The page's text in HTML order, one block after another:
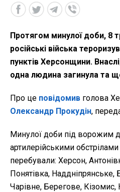
Протягом минулої доби, 8
російські війська
пунктів Херсонщини.
одна людина загинула та
Про це повідомив голова
Олександр Прокудін,
Минулої доби під ворожим
артилерійськими
перебували: Херсон,
Понятівка,
Чарівне, Берегове, Кізомис,